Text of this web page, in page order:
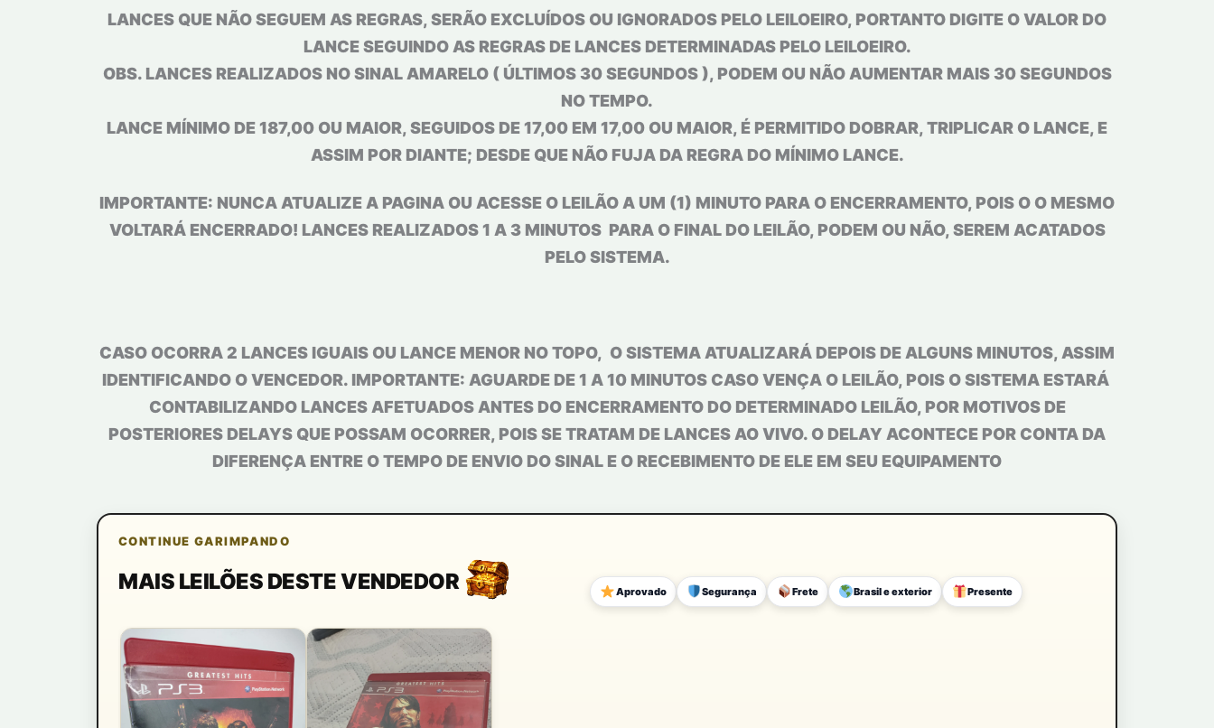
LANCES QUE NÃO SEGUEM AS REGRAS, SERÃO EXCLUÍDOS OU IGNORADOS PELO LEILOEIRO, PORTANTO DIGITE O VALOR DO
LANCE SEGUINDO AS REGRAS DE LANCES DETERMINADAS PELO LEILOEIRO.
OBS. LANCES REALIZADOS NO SINAL AMARELO ( ÚLTIMOS 30 SEGUNDOS ), PODEM OU NÃO AUMENTAR MAIS 30 SEGUNDOS
NO TEMPO.
LANCE MÍNIMO DE 187,00 OU MAIOR, SEGUIDOS DE 17,00 EM 17,00 OU MAIOR, É PERMITIDO DOBRAR, TRIPLICAR O LANCE, E
ASSIM POR DIANTE; DESDE QUE NÃO FUJA DA REGRA DO MÍNIMO LANCE.
IMPORTANTE: NUNCA ATUALIZE A PAGINA OU ACESSE O LEILÃO A UM (1) MINUTO PARA O ENCERRAMENTO, POIS O O MESMO
VOLTARÁ ENCERRADO! LANCES REALIZADOS 1 A 3 MINUTOS PARA O FINAL DO LEILÃO, PODEM OU NÃO, SEREM ACATADOS
PELO SISTEMA.
CASO OCORRA 2 LANCES IGUAIS OU LANCE MENOR NO TOPO, O SISTEMA ATUALIZARÁ DEPOIS DE ALGUNS MINUTOS, ASSIM
IDENTIFICANDO O VENCEDOR. IMPORTANTE: AGUARDE DE 1 A 10 MINUTOS CASO VENÇA O LEILÃO, POIS O SISTEMA ESTARÁ
CONTABILIZANDO LANCES AFETUADOS ANTES DO ENCERRAMENTO DO DETERMINADO LEILÃO, POR MOTIVOS DE
POSTERIORES DELAYS QUE POSSAM OCORRER, POIS SE TRATAM DE LANCES AO VIVO. O DELAY ACONTECE POR CONTA DA
DIFERENÇA ENTRE O TEMPO DE ENVIO DO SINAL E O RECEBIMENTO DE ELE EM SEU EQUIPAMENTO
CONTINUE GARIMPANDO
MAIS LEILÕES DESTE VENDEDOR Aprovado Segurança Frete Brasil e exterior Presente